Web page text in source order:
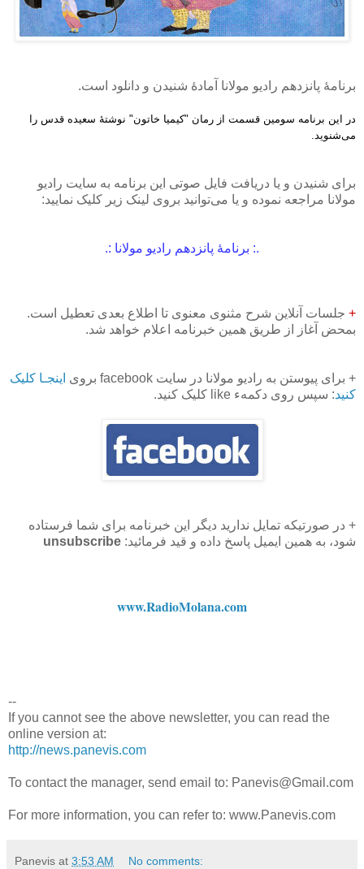
برنامهٔ پانزدهم رادیو مولانا آمادهٔ شنیدن و دانلود است.
در این برنامه سومین قسمت از رمان "کیمیا خاتون" نوشتهٔ سعیده قدس را
می‌شنوید.
برای شنیدن و یا دریافت فایل‌ صوتی این برنامه به سایت رادیو
مولانا مراجعه نموده و یا می‌توانید بروی لینک زیر کلیک نمایید:
.: برنامهٔ پانزدهم رادیو مولانا :.
+ جلسات آنلاین شرح مثنوی معنوی تا اطلاع بعدی تعطیل است.
بمحض آغاز از طریق همین خبرنامه اعلام خواهد شد.
+ برای پیوستن به رادیو مولانا در سایت facebook بروی
اینجـا کلیک
کنید: سپس روی دکمهء like کلیک کنید.
+ در صورتیکه تمایل ندارید دیگر این خبرنامه برای شما فرستاده
شود، به همین ایمیل پاسخ داده و قید فرمائید: unsubscribe
www.RadioMolana.com
--
If you cannot see the above newsletter, you can read the
online version at:
http://news.panevis.com
To contact the manager, send email to: Panevis@Gmail.com
For more information, you can refer to: www.Panevis.com
Panevis at 3:53 AM No comments: